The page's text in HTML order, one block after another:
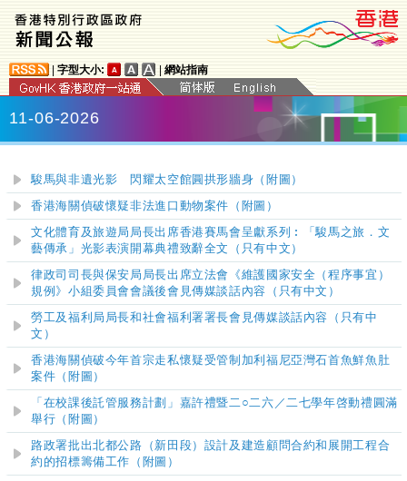
字型大小: 網站指南
11-06-2026
駿馬與非遺光影 閃耀太空館圓拱形牆身（附圖）
香港海關偵破懷疑非法進口動物案件（附圖）
文化體育及旅遊局局長出席香港賽馬會呈獻系列︰「駿馬之旅．文
藝傳承」光影表演開幕典禮致辭全文（只有中文）
律政司司長與保安局局長出席立法會《維護國家安全（程序事宜）
規例》小組委員會會議後會見傳媒談話內容（只有中文）
勞工及福利局局長和社會福利署署長會見傳媒談話內容（只有中
文）
香港海關偵破今年首宗走私懷疑受管制加利福尼亞灣石首魚鮮魚肚
案件（附圖）
「在校課後託管服務計劃」嘉許禮暨二○二六／二七學年啓動禮圓滿
舉行（附圖）
路政署批出北都公路（新田段）設計及建造顧問合約和展開工程合
約的招標籌備工作（附圖）